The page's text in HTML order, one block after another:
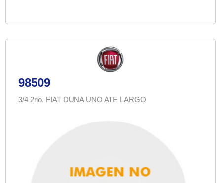
98509
3/4 2rio. FIAT DUNA UNO ATE LARGO